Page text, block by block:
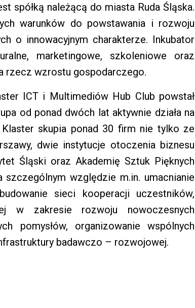
spółką należącą do miasta Ruda Śląska.
warunków do powstawania i rozwoju
o innowacyjnym charakterze. Inkubator
marketingowe, szkoleniowe oraz
rzecz wzrostu gospodarczego.
ICT i Multimediów Hub Club powstał
od ponad dwóch lat aktywnie działa na
skupia ponad 30 firm nie tylko ze
dwie instytucje otoczenia biznesu
Śląski oraz Akademię Sztuk Pięknych
względzie m.in. umacnianie
sieci kooperacji uczestników,
w zakresie rozwoju nowoczesnych
pomysłów, organizowanie wspólnych
badawczo – rozwojowej.